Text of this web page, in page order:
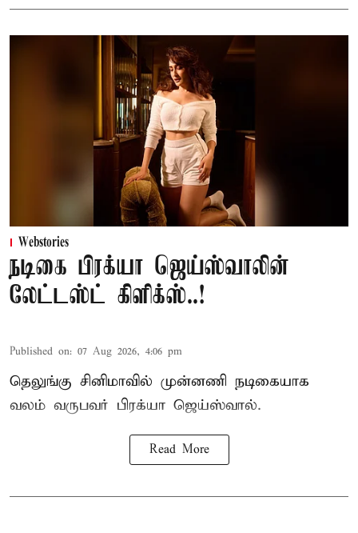
Webstories
நடிகை பிரக்யா ஜெய்ஸ்வாலின்
லேட்டஸ்ட் கிளிக்ஸ்..!
Published on: 07 Aug 2026, 4:06 pm
தெலுங்கு சினிமாவில் முன்னணி நடிகையாக
வலம் வருபவர் பிரக்யா ஜெய்ஸ்வால்.
Read More